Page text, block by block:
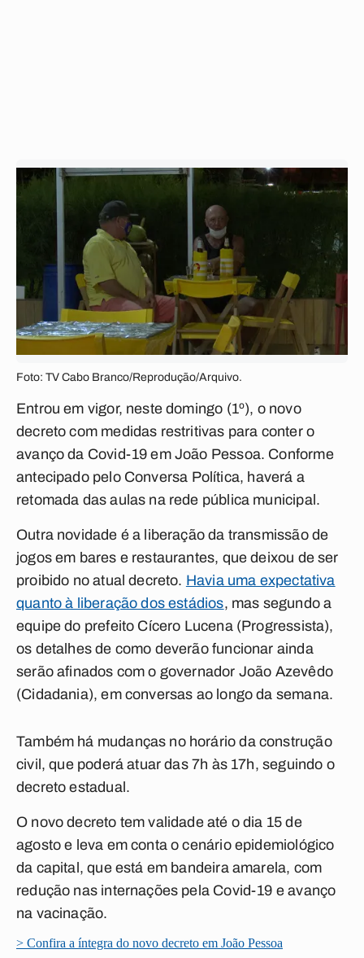
Foto: TV Cabo Branco/Reprodução/Arquivo.
Entrou em vigor, neste domingo (1º), o novo
decreto com medidas restritivas para conter o
avanço da Covid-19 em João Pessoa. Conforme
antecipado pelo Conversa Política, haverá a
retomada das aulas na rede pública municipal.
Outra novidade é a liberação da transmissão de
jogos em bares e restaurantes, que deixou de ser
proibido no atual decreto. Havia uma expectativa
quanto à liberação dos estádios, mas segundo a
equipe do prefeito Cícero Lucena (Progressista),
os detalhes de como deverão funcionar ainda
serão afinados com o governador João Azevêdo
(Cidadania), em conversas ao longo da semana.
Também há mudanças no horário da construção
civil, que poderá atuar das 7h às 17h, seguindo o
decreto estadual.
O novo decreto tem validade até o dia 15 de
agosto e leva em conta o cenário epidemiológico
da capital, que está em bandeira amarela, com
redução nas internações pela Covid-19 e avanço
na vacinação.
> Confira a íntegra do novo decreto em João Pessoa